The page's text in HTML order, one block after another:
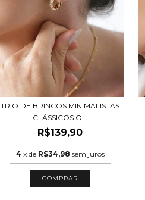
TRIO DE BRINCOS MINIMALISTAS
CLÁSSICOS O...
R$139,90
4 x de R$34,98 sem juros
COMPRAR